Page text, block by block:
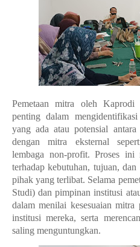
Pemetaan mitra oleh Kaprodi
penting dalam
yang ada atau potensial
dengan mitra eksternal
lembaga non-profit. Proses ini
terhadap kebutuhan, tujuan,
pihak yang terlibat. Selama
Studi) dan pimpinan institusi
dalam menilai kesesuaian
institusi mereka, serta
saling menguntungkan.